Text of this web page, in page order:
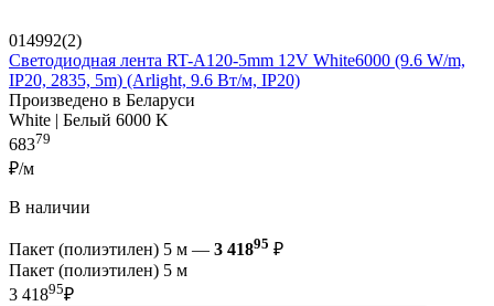
014992(2)
Светодиодная лента RT-A120-5mm 12V White6000 (9.6 W/m,
IP20, 2835, 5m) (Arlight, 9.6 Вт/м, IP20)
Произведено в Беларуси
White | Белый 6000 K
68379
₽/м
В наличии
Пакет (полиэтилен) 5 м — 3 41895 ₽
Пакет (полиэтилен) 5 м
3 41895₽